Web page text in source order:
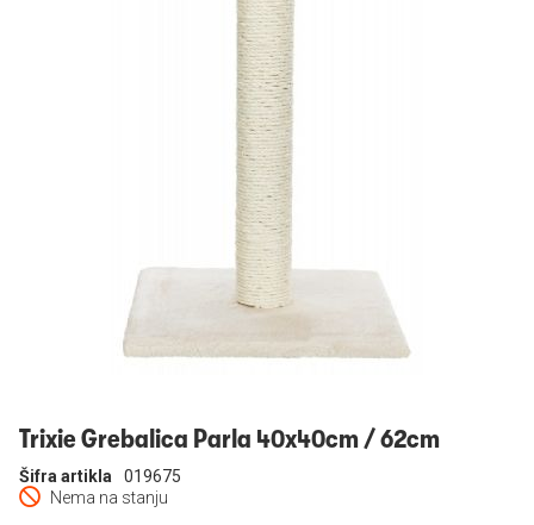
Trixie Grebalica Parla 40x40cm / 62cm
Nema na stanju
Šifra artikla 019675